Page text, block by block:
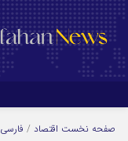
صفحه نخست اقتصاد / فارسی